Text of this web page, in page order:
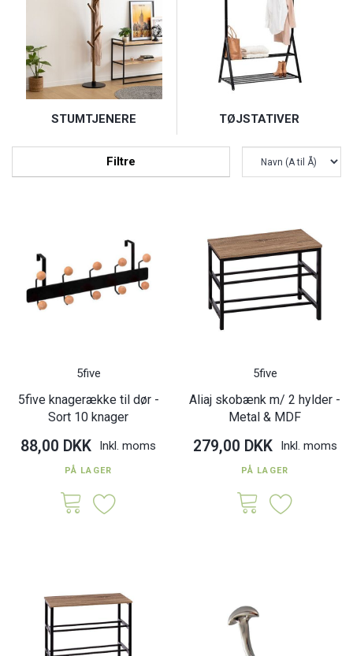
STUMTJENERE TØJSTATIVER
Filtre
5five
5five knagerække til dør -
Sort 10 knager
88,00 DKK Inkl. moms
PÅ LAGER
5five
Aliaj skobænk m/ 2 hylder -
Metal & MDF
279,00 DKK Inkl. moms
PÅ LAGER